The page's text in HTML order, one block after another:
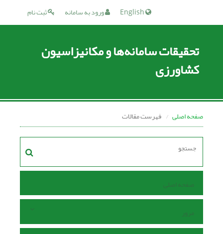
ثبت نام ورود به سامانه
تحقیقات سامانه‌ها و مکانیزاسیون
کشاورزی
صفحه اصلی فهرست مقالات
صفحه اصلی
مرور